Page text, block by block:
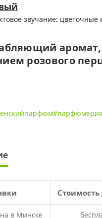
звучание:
розового
Стоимость
в Минске